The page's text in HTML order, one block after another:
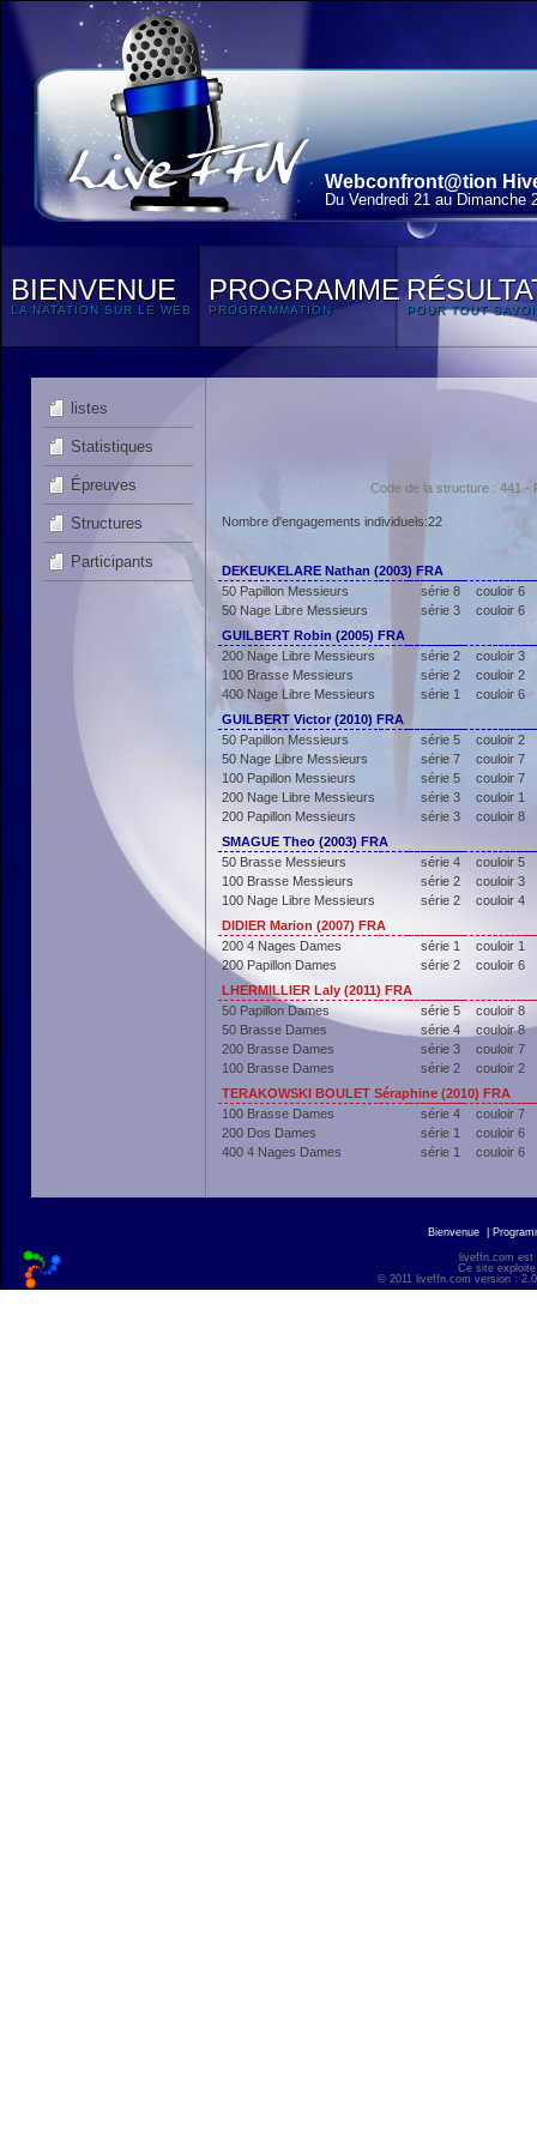
Webconfront@tion
Du Vendredi 21 au Dimanche
BIENVENUE
LA NATATION SUR LE WEB
PROGRAMME
PROGRAMMATION POUR TOUT
listes
Statistiques
Épreuves
Structures
Participants
Code de la structure : 441 -
Nombre d'engagements individuels:22
DEKEUKELARE Nathan (2003) FRA
50 Papillon Messieurs
série 8
couloir 6
50 Nage Libre Messieurs
série 3
couloir 6
GUILBERT Robin (2005) FRA
200 Nage Libre Messieurs
série 2
couloir 3
100 Brasse Messieurs
série 2
couloir 2
400 Nage Libre Messieurs
série 1
couloir 6
GUILBERT Victor (2010) FRA
50 Papillon Messieurs
série 5
couloir 2
50 Nage Libre Messieurs
série 7
couloir 7
100 Papillon Messieurs
série 5
couloir 7
200 Nage Libre Messieurs
série 3
couloir 1
200 Papillon Messieurs
série 3
couloir 8
SMAGUE Theo (2003) FRA
50 Brasse Messieurs
série 4
couloir 5
100 Brasse Messieurs
série 2
couloir 3
100 Nage Libre Messieurs
série 2
couloir 4
DIDIER Marion (2007) FRA
200 4 Nages Dames
série 1
couloir 1
200 Papillon Dames
série 2
couloir 6
LHERMILLIER Laly (2011) FRA
50 Papillon Dames
série 5
couloir 8
50 Brasse Dames
série 4
couloir 8
200 Brasse Dames
série 3
couloir 7
100 Brasse Dames
série 2
couloir 2
TERAKOWSKI BOULET Séraphine (2010) FRA
100 Brasse Dames
série 4
couloir 7
200 Dos Dames
série 1
couloir 6
400 4 Nages Dames
série 1 couloir 6
Bienvenue
liveffn.com est
Ce site
© 2011 liveffn.com version :